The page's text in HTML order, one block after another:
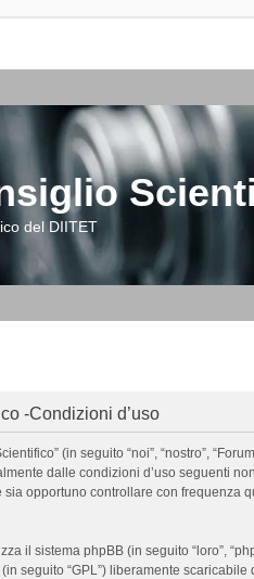
del DIITET
-Condizioni d’uso
(in seguito “noi”, “nostro”,
dalle condizioni d’uso seguenti
opportuno controllare con frequenza
il sistema phpBB (in seguito “loro”,
(in seguito “GPL”) liberamente scaricabile